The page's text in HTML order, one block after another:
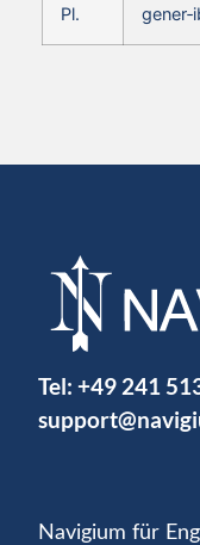
Pl.
Tel: +49 241
Navigium für